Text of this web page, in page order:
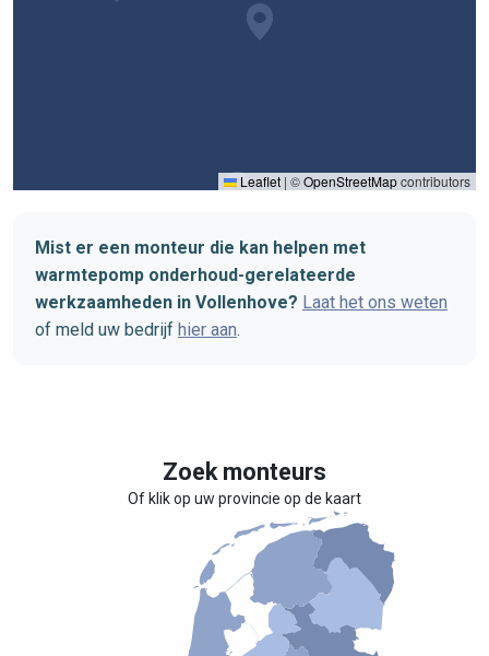
Leaflet | ©OpenStreetMapcontributors
Mist er een monteur die kan helpen met
warmtepomp onderhoud-gerelateerde
werkzaamheden in Vollenhove? Laat het ons weten
of meld uw bedrijf hier aan.
Zoek monteurs
Of klik op uw provincie op de kaart